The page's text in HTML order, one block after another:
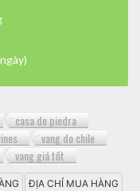
casa de piedra
vang do chile
vang giá tốt
ĐỊA CHỈ MUA HÀNG